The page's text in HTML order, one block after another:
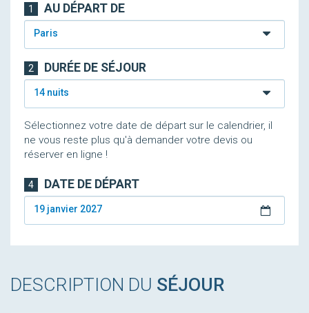
1 AU DÉPART DE
Paris
2 DURÉE DE SÉJOUR
14 nuits
Sélectionnez votre date de départ sur le calendrier, il
ne vous reste plus qu'à demander votre devis ou
réserver en ligne !
4 DATE DE DÉPART
19 janvier 2027
DESCRIPTION DU SÉJOUR